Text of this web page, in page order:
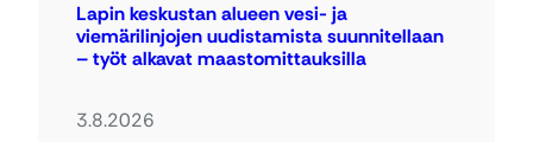
Lapin keskustan alueen vesi- ja
viemärilinjojen uudistamista suunnitellaan
– työt alkavat maastomittauksilla
3.8.2026